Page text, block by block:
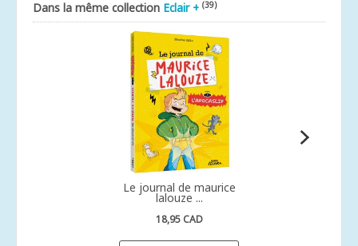
Dans la même collection Eclair + (39)
Le journal de maurice
lalouze ...
18,95 CAD